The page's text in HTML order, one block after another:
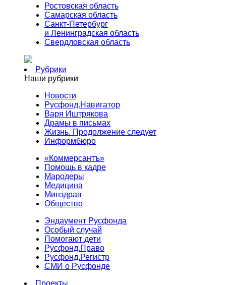
Ростовская область
Самарская область
Санкт-Петербург
и Ленинградская область
Свердловская область
Рубрики
Наши рубрики
Новости
Русфонд.Навигатор
Варя Иштрякова
Драмы в письмах
Жизнь. Продолжение следует
Информбюро
«Коммерсантъ»
Помощь в кадре
Мародеры
Медицина
Минздрав
Общество
Эндаумент Русфонда
Особый случай
Помогают дети
Русфонд.Право
Русфонд.Регистр
СМИ о Русфонде
Проекты